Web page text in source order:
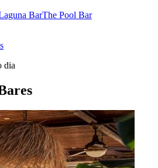
BarThe Pool Bar
dia